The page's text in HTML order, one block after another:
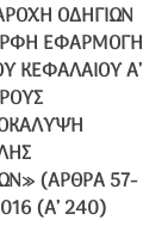
ΟΔΗΓΙΏΝ
ΕΦΑΡΜΟΓΉ
ΚΕΦΑΛΑΊΟΥ Α’
(ΆΡΘΡΑ 57-
(Α’ 240)